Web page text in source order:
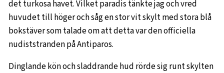
det turkosa havet. Vilket paradis tänkte jag och vred
huvudet till höger och såg en stor vit skylt med stora blå
bokstäver som talade om att detta var den officiella
nudiststranden på Antiparos.
Dinglande kön och sladdrande hud rörde sig runt skylten